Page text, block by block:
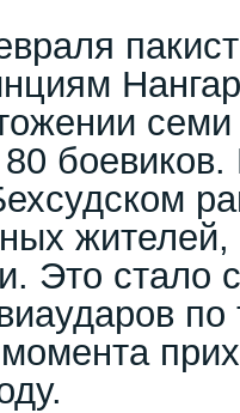
80
Это стало
по